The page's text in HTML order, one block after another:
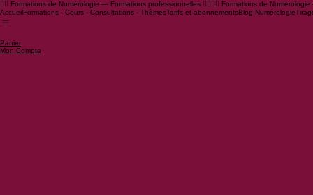
🧙‍♂️ Formations de Numérologie — Formations professionnelles 🧙‍♀️
AccueilFormations - Cours - Consultations - ThèmesTarifs et abonnementsBlog Numérologie
Panier
Mon Compte